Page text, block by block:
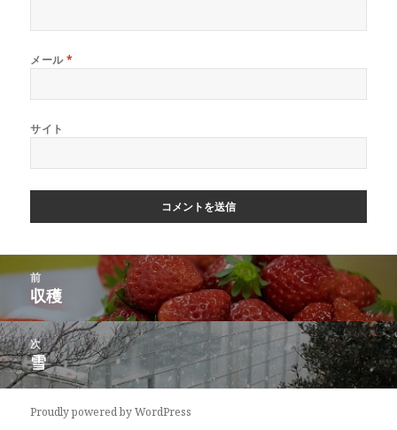
メール*
サイト
ビ
ゲ
ー
シ
前
前
の
投
稿:
収穫
次
次
の
投
雪
Proudly powered by WordPress